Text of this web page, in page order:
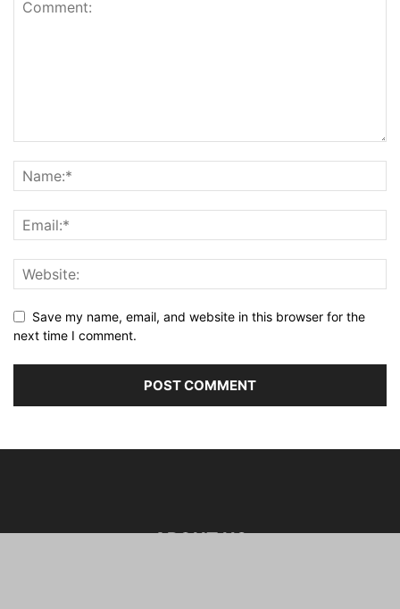
Save my name, email, and website in this browser for the
next time I comment.
ABOUT US